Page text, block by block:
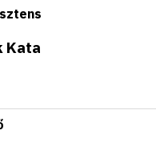
Kata